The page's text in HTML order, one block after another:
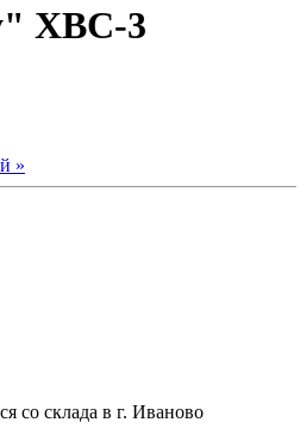
ХВС-3
»
со склада в г. Иваново